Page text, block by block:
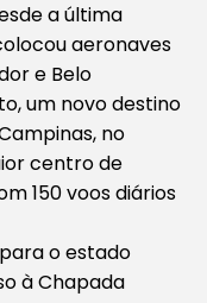
a última
aeronaves
e Belo
um novo destino
no
centro de
150 voos diários
o estado
à Chapada